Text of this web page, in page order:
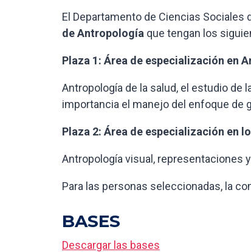
El Departamento de Ciencias Sociales
de Antropología que tengan los
Plaza 1: Área de especialización en
Antropología de la salud, el estudio de
importancia el manejo del enfoque de
Plaza 2: Área de especialización en
Antropología visual, representaciones
Para las personas seleccionadas, la
BASES
Descargar las bases